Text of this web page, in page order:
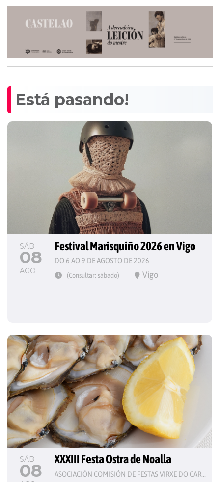
Está pasando!
SÁB
08
AGO
Festival Marisquiño 2026 en Vigo
DO 6 AO 9 DE AGOSTO DE 2026
(Consultar: sábado) Vigo
SÁB
08
XXXIII Festa Ostra de Noalla
ASOCIACIÓN COMISIÓN DE FESTAS VIRXE DO CARME